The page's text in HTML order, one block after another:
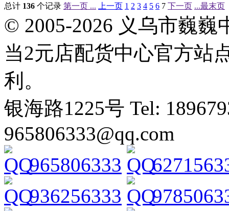
总计 136 个记录 第一页 ... 上一页 1 2 3 4 5 6 7 下一页 ...最末页
© 2005-2026 义乌市巍
当2元店配货中心官方站
利。
银海路1225号 Tel:
965806333@qq.com
965806333
936256333